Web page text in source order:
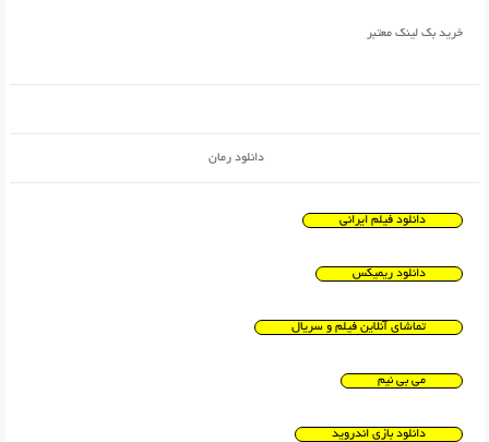
خرید بک لینک معتبر
دانلود رمان
دانلود فیلم ایرانی
دانلود ریمیکس
تماشای آنلاین فیلم و سریال
می بی نیم
دانلود بازی اندروید